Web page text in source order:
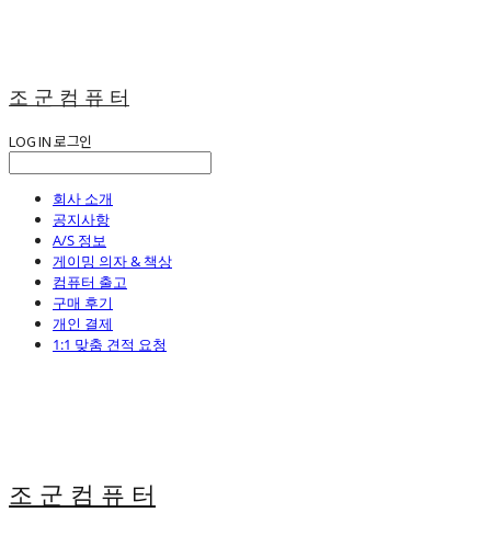
조 군 컴 퓨 터
LOG IN로그인
회사 소개
공지사항
A/S 정보
게이밍 의자 & 책상
컴퓨터 출고
구매 후기
개인 결제
1:1 맞춤 견적 요청
조 군 컴 퓨 터